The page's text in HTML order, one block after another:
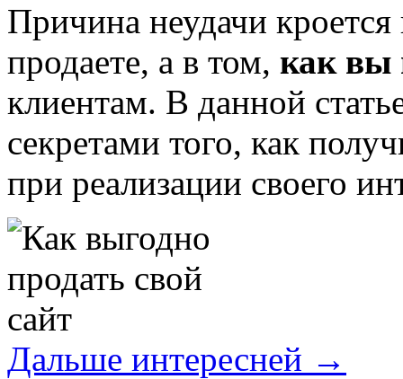
Причина неудачи
продаете, а в том, как вы
клиентам. В данной
секретами того, как
при реализации своего
Дальше интересней →